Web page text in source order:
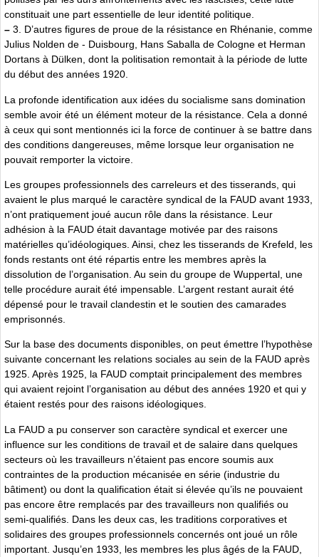
constituait une part essentielle de leur identité politique.
– 3. D’autres figures de proue de la résistance en Rhénanie, comme
Julius Nolden de - Duisbourg, Hans Saballa de Cologne et Herman
Dortans à Dülken, dont la politisation remontait à la période de lutte
du début des années 1920.
La profonde identification aux idées du socialisme sans domination
semble avoir été un élément moteur de la résistance. Cela a donné
à ceux qui sont mentionnés ici la force de continuer à se battre dans
des conditions dangereuses, même lorsque leur organisation ne
pouvait remporter la victoire.
Les groupes professionnels des carreleurs et des tisserands, qui
avaient le plus marqué le caractère syndical de la FAUD avant 1933,
n’ont pratiquement joué aucun rôle dans la résistance. Leur
adhésion à la FAUD était davantage motivée par des raisons
matérielles qu’idéologiques. Ainsi, chez les tisserands de Krefeld, les
fonds restants ont été répartis entre les membres après la
dissolution de l’organisation. Au sein du groupe de Wuppertal, une
telle procédure aurait été impensable. L’argent restant aurait été
dépensé pour le travail clandestin et le soutien des camarades
emprisonnés.
Sur la base des documents disponibles, on peut émettre l’hypothèse
suivante concernant les relations sociales au sein de la FAUD après
1925. Après 1925, la FAUD comptait principalement des membres
qui avaient rejoint l’organisation au début des années 1920 et qui y
étaient restés pour des raisons idéologiques.
La FAUD a pu conserver son caractère syndical et exercer une
influence sur les conditions de travail et de salaire dans quelques
secteurs où les travailleurs n’étaient pas encore soumis aux
contraintes de la production mécanisée en série (industrie du
bâtiment) ou dont la qualification était si élevée qu’ils ne pouvaient
pas encore être remplacés par des travailleurs non qualifiés ou
semi-qualifiés. Dans les deux cas, les traditions corporatives et
solidaires des groupes professionnels concernés ont joué un rôle
important. Jusqu’en 1933, les membres les plus âgés de la FAUD,